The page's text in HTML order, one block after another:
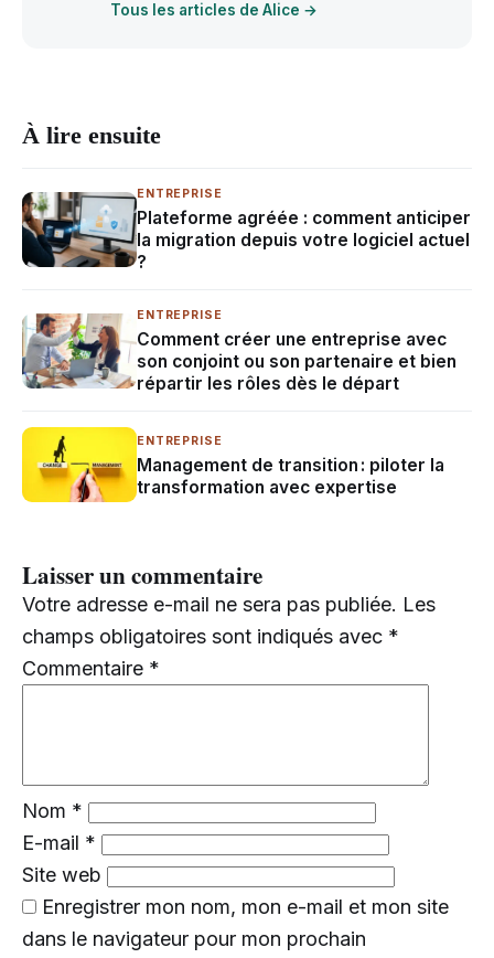
Tous les articles de Alice →
À lire ensuite
ENTREPRISE
Plateforme agréée : comment anticiper
la migration depuis votre logiciel actuel
?
ENTREPRISE
Comment créer une entreprise avec
son conjoint ou son partenaire et bien
répartir les rôles dès le départ
ENTREPRISE
Management de transition : piloter la
transformation avec expertise
Laisser un commentaire
Votre adresse e-mail ne sera pas publiée. Les
champs obligatoires sont indiqués avec *
Commentaire *
Nom *
E-mail *
Site web
Enregistrer mon nom, mon e-mail et mon site
dans le navigateur pour mon prochain